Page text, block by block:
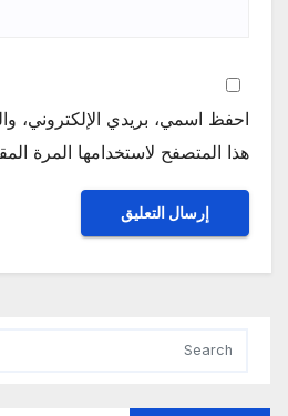
احفظ اسمي، بريدي الإلكتروني،
هذا المتصفح لاستخدامها المرة